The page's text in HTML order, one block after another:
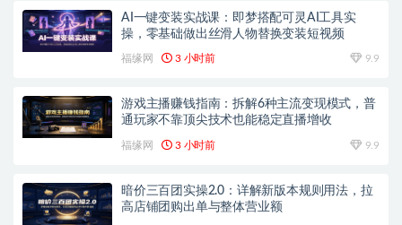
AI一键变装实战课：即梦搭配可灵AI工具实
操，零基础做出丝滑人物替换变装短视频
福缘网 3 小时前 9.9
游戏主播赚钱指南：拆解6种主流变现模式，普
通玩家不靠顶尖技术也能稳定直播增收
福缘网 3 小时前 9.9
暗价三百团实操2.0：详解新版本规则用法，拉
高店铺团购出单与整体营业额